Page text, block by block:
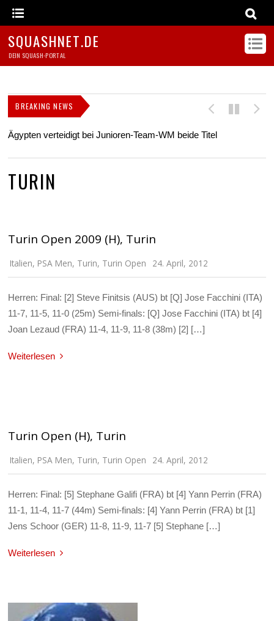
SQUASHNET.DE
DEIN SQUASH-PORTAL
BREAKING NEWS
Ägypten verteidigt bei Junioren-Team-WM beide Titel
TURIN
Turin Open 2009 (H), Turin
Italien, PSA Men, Turin, Turin Open 24. April, 2012
Herren: Final: [2] Steve Finitsis (AUS) bt [Q] Jose Facchini (ITA)
11-7, 11-5, 11-0 (25m) Semi-finals: [Q] Jose Facchini (ITA) bt [4]
Joan Lezaud (FRA) 11-4, 11-9, 11-8 (38m) [2] […]
Weiterlesen
Turin Open (H), Turin
Italien, PSA Men, Turin, Turin Open 24. April, 2012
Herren: Final: [5] Stephane Galifi (FRA) bt [4] Yann Perrin (FRA)
11-1, 11-4, 11-7 (44m) Semi-finals: [4] Yann Perrin (FRA) bt [1]
Jens Schoor (GER) 11-8, 11-9, 11-7 [5] Stephane […]
Weiterlesen